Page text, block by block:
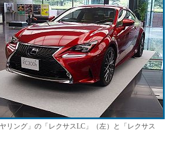
制御セキュリティ
新型コロナへの対応
リング」の「レクサスLC」（左）と「レクサス